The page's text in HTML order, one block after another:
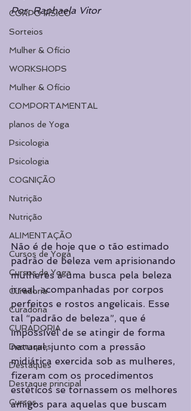
CORPO FÍSICO
Sorteios
Mulher & Ofício
WORKSHOPS
Mulher & Ofício
COMPORTAMENTAL
planos de Yoga
Psicologia
Psicologia
COGNIÇÃO
Nutrição
Nutrição
ALIMENTAÇÃO
Cursos de Yoga
Cursos de Yoga
Curadoria
Curadoria
CURADORIA
Destaques
Destaques
Destaque principal
Cursos
Por: Raphaela Vitor
Não é de hoje que o tão estimado
padrão de beleza vem aprisionando
mulheres à uma busca pela beleza
irreal, acompanhadas por corpos
perfeitos e rostos angelicais. Esse
tal “padrão de beleza”, que é
impossível de se atingir de forma
natural, junto com a pressão
midiática exercida sob as mulheres,
fizeram com os procedimentos
estéticos se tornassem os melhores
amigos para aquelas que buscam